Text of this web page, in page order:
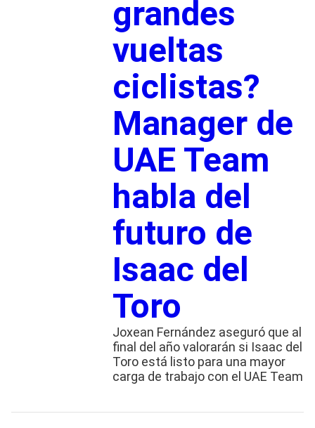
grandes
vueltas
ciclistas?
Manager de
UAE Team
habla del
futuro de
Isaac del
Toro
Joxean Fernández aseguró que al
final del año valorarán si Isaac del
Toro está listo para una mayor
carga de trabajo con el UAE Team